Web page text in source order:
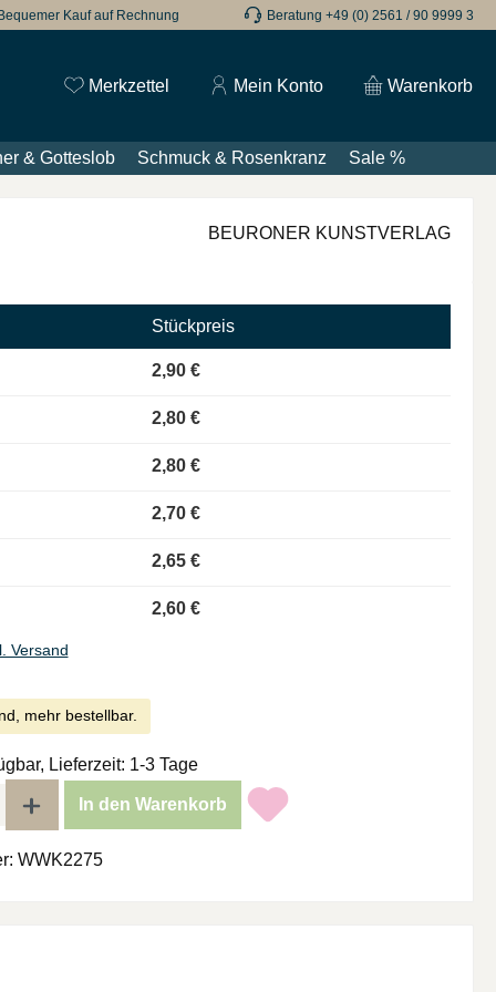
Kauf auf Rechnung Beratung +49 (0) 2561 / 90 9999 3
Merkzettel Du hast 0 Produkte auf dem Merkzettel
Mein Konto Warenkorb
& Gotteslob Schmuck & Rosenkranz Sale %
BEURONER KUNSTVERLAG
Stückpreis
2,90 €
2,80 €
2,80 €
2,70 €
2,65 €
2,60 €
Versand
mehr bestellbar.
Lieferzeit: 1-3 Tage
Gib den gewünschten Wert ein oder benutze die Schaltflächen um
In den Warenkorb
WWK2275